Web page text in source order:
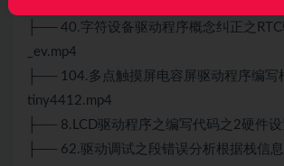
├── 40.字符设备驱动程序概念纠正之
_ev.mp4
├── 104.多点触摸屏电容屏驱动程序编写
tiny4412.mp4
├── 8.LCD驱动程序之编写代码之2硬件设
├── 62.驱动调试之段错误分析根据栈信